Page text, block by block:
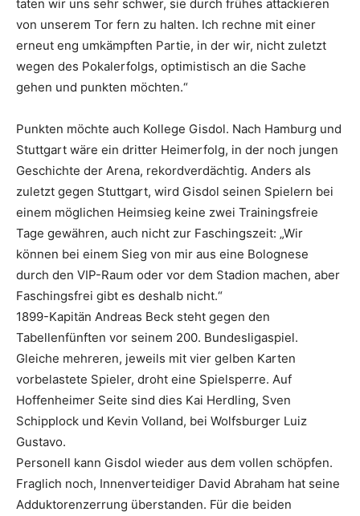
taten wir uns sehr schwer, sie durch frühes attackieren
von unserem Tor fern zu halten. Ich rechne mit einer
erneut eng umkämpften Partie, in der wir, nicht zuletzt
wegen des Pokalerfolgs, optimistisch an die Sache
gehen und punkten möchten.“
Punkten möchte auch Kollege Gisdol. Nach Hamburg und
Stuttgart wäre ein dritter Heimerfolg, in der noch jungen
Geschichte der Arena, rekordverdächtig. Anders als
zuletzt gegen Stuttgart, wird Gisdol seinen Spielern bei
einem möglichen Heimsieg keine zwei Trainingsfreie
Tage gewähren, auch nicht zur Faschingszeit: „Wir
können bei einem Sieg von mir aus eine Bolognese
durch den VIP-Raum oder vor dem Stadion machen, aber
Faschingsfrei gibt es deshalb nicht.“
1899-Kapitän Andreas Beck steht gegen den
Tabellenfünften vor seinem 200. Bundesligaspiel.
Gleiche mehreren, jeweils mit vier gelben Karten
vorbelastete Spieler, droht eine Spielsperre. Auf
Hoffenheimer Seite sind dies Kai Herdling, Sven
Schipplock und Kevin Volland, bei Wolfsburger Luiz
Gustavo.
Personell kann Gisdol wieder aus dem vollen schöpfen.
Fraglich noch, Innenverteidiger David Abraham hat seine
Adduktorenzerrung überstanden. Für die beiden